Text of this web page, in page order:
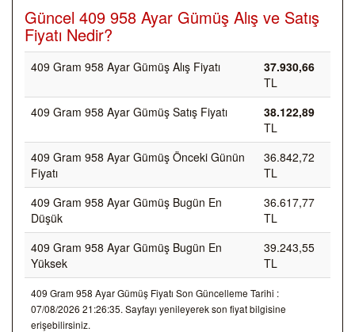
Güncel 409 958 Ayar Gümüş Alış ve Satış
Fiyatı Nedir?
409 Gram 958 Ayar Gümüş Alış Fiyatı
37.930,66
TL
409 Gram 958 Ayar Gümüş Satış Fiyatı
38.122,89
TL
409 Gram 958 Ayar Gümüş Önceki Günün
Fiyatı
36.842,72
TL
409 Gram 958 Ayar Gümüş Bugün En
Düşük
36.617,77
TL
409 Gram 958 Ayar Gümüş Bugün En
Yüksek
39.243,55
TL
409 Gram 958 Ayar Gümüş Fiyatı Son Güncelleme Tarihi :
07/08/2026 21:26:35. Sayfayı yenileyerek son fiyat bilgisine
erişebilirsiniz.